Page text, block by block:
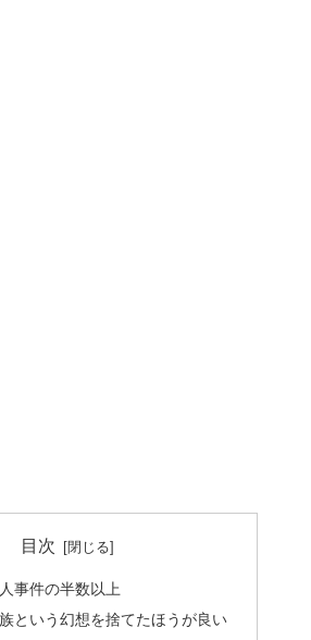
目次
事件の半数以上
という幻想を捨てたほうが良い